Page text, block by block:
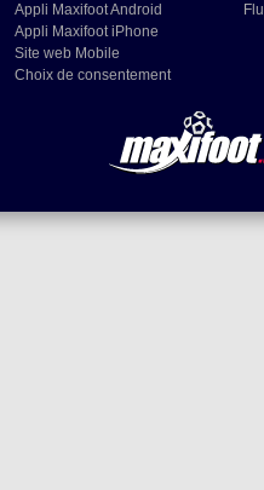
Appli Maxifoot Android
Appli Maxifoot iPhone
Site web Mobile
Choix de consentement